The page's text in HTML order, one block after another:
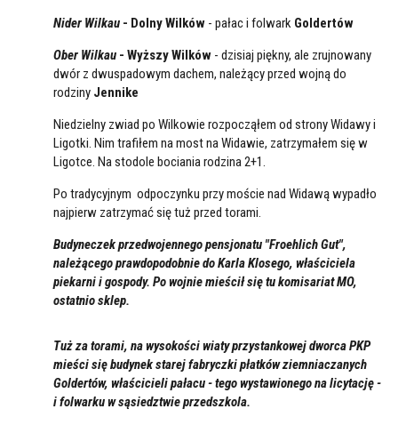
Nider Wilkau - Dolny Wilków - pałac i folwark Goldertów
Ober Wilkau - Wyższy Wilków - dzisiaj piękny, ale zrujnowany
dwór z dwuspadowym dachem, należący przed wojną do
rodziny Jennike
Niedzielny zwiad po Wilkowie rozpocząłem od strony Widawy i
Ligotki. Nim trafiłem na most na Widawie, zatrzymałem się w
Ligotce. Na stodole bociania rodzina 2+1.
Po tradycyjnym odpoczynku przy moście nad Widawą wypadło
najpierw zatrzymać się tuż przed torami.
Budyneczek przedwojennego pensjonatu "Froehlich Gut",
należącego prawdopodobnie do Karla Klosego, właściciela
piekarni i gospody. Po wojnie mieścił się tu komisariat MO,
ostatnio sklep.
Tuż za torami, na wysokości wiaty przystankowej dworca PKP
mieści się budynek starej fabryczki płatków ziemniaczanych
Goldertów, właścicieli pałacu - tego wystawionego na licytację -
i folwarku w sąsiedztwie przedszkola.